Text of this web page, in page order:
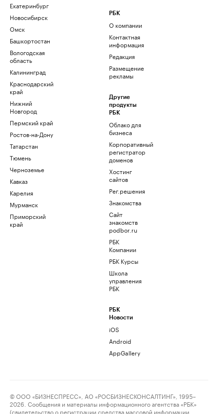
Екатеринбург
Новосибирск
Омск
Башкортостан
Вологодская
область
Калининград
Краснодарский
край
Нижний
Новгород
Пермский край
Ростов-на-Дону
Татарстан
Тюмень
Черноземье
Кавказ
Карелия
Мурманск
Приморский
край
РБК
О компании
Контактная
информация
Редакция
Размещение
рекламы
Другие
продукты
РБК
Облако для
бизнеса
Корпоративный
регистратор
доменов
Хостинг
сайтов
Рег.решения
Знакомства
Сайт
знакомств
podbor.ru
РБК
Компании
РБК Курсы
Школа
управления
РБК
РБК
Новости
iOS
Android
AppGallery
© ООО «БИЗНЕСПРЕСС», АО «РОСБИЗНЕСКОНСАЛТИНГ», 1995–
2026. Сообщения и материалы информационного агентства «РБК»
(свидетельство о регистрации средства массовой информации